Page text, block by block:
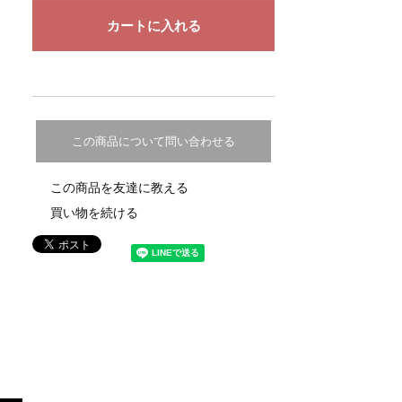
この商品について問い合わせる
この商品を友達に教える
買い物を続ける